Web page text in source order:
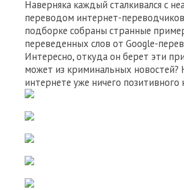
Наверняка каждый сталкивался с
переводом интернет-
подборке собраны странные
переведенных слов от Google-
Интересно, откуда он берет эти
может из криминальных новостей?
интернете уже ничего позитивного